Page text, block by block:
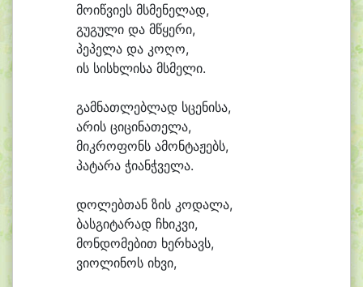
მოიწვიეს მსმენელად,
გუგული და მწყერი,
პეპელა და კოღო,
ის სისხლისა მსმელი.
გამნათლებლად სცენისა,
არის ციცინათელა,
მიკროფონს ამონტაჟებს,
პატარა ჭიანჭველა.
დოლებთან ზის კოდალა,
ბასგიტარად ჩხიკვი,
მონდომებით ხერხავს,
ვიოლინოს იხვი,